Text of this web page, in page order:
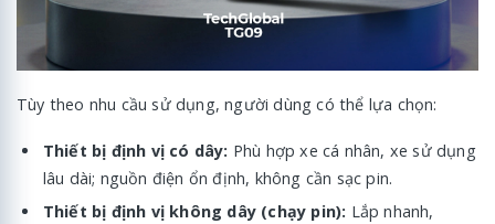
Tùy theo nhu cầu sử dụng, người dùng có thể lựa chọn:
Thiết bị định vị có dây: Phù hợp xe cá nhân, xe sử dụng
lâu dài; nguồn điện ổn định, không cần sạc pin.
Thiết bị định vị không dây (chạy pin): Lắp nhanh,